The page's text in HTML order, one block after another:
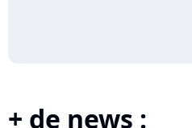
+ de news :